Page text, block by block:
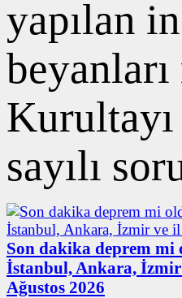
yapılan
sayılı
Son dakika deprem mi
İstanbul, Ankara,
Ağustos 2026